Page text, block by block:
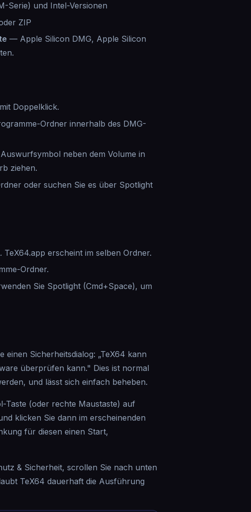
Serie) und Intel-Versionen
ZIP
— Apple Silicon DMG, Apple Silicon
Doppelklick.
Ordner innerhalb des DMG-
neben dem Volume in
ziehen.
oder suchen Sie es über Spotlight
erscheint im selben Ordner.
Ordner.
Sie Spotlight (Cmd+Space), um
Sicherheitsdialog: „TeX64 kann
überprüfen kann." Dies ist normal
und lässt sich einfach beheben.
Taste (oder rechte Maustaste) auf
klicken Sie dann im erscheinenden
für diesen einen Start,
& Sicherheit, scrollen Sie nach unten
TeX64 dauerhaft die Ausführung